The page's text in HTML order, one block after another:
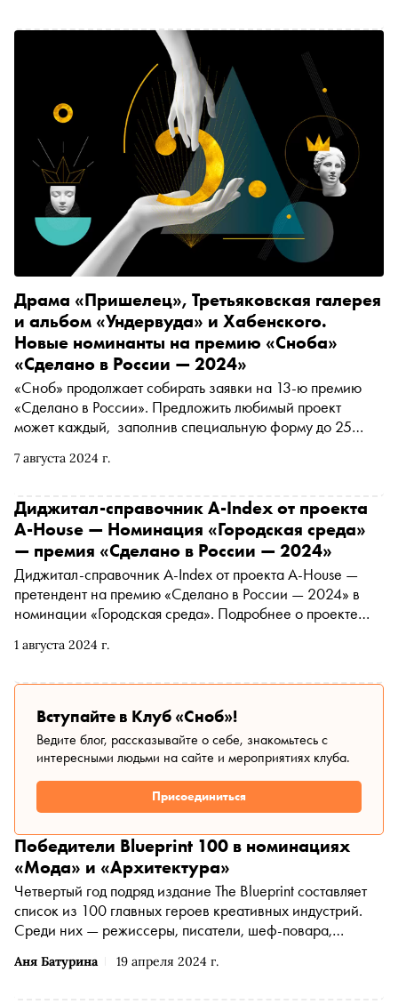
7 августа 2024 г.
Драма «Пришелец», Третьяковская галерея
и альбом «Ундервуда» и Хабенского.
Новые номинанты на премию «Сноба»
«Сделано в России — 2024»
«Сноб» продолжает собирать заявки на 13-ю премию
«Сделано в России». Предложить любимый проект
может каждый, заполнив специальную форму до 25
недели
1 августа 2024 г.
Диджитал-справочник A-Index от проекта
A-House — Номинация «Городская среда»
— премия «Сделано в России — 2024»
Диджитал-справочник A-Index от проекта A-House —
претендент на премию «Сделано в России — 2024» в
номинации «Городская среда». Подробнее о проекте
Вступайте в Клуб «Сноб»!
Ведите блог, рассказывайте о себе, знакомьтесь с
интересными людьми на сайте и мероприятиях клуба.
Присоединиться
Аня Батурина 19 апреля 2024 г.
Победители Blueprint 100 в номинациях
«Мода» и «Архитектура»
Четвертый год подряд издание The Blueprint составляет
список из 100 главных героев креативных индустрий.
Среди них — режиссеры, писатели, шеф-повара,
поговорил с победителями номинаций «Модная